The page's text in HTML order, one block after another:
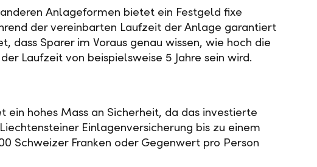
Anlageformen bietet ein Festgeld fixe
der vereinbarten Laufzeit der Anlage garantiert
dass Sparer im Voraus genau wissen, wie hoch die
Laufzeit von beispielsweise 5 Jahre sein wird.
ein hohes Mass an Sicherheit, da das investierte
Einlagenversicherung bis zu einem
Schweizer Franken oder Gegenwert pro Person